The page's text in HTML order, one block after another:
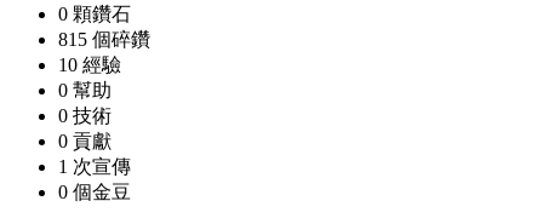
0 顆鑽石
815 個碎鑽
10 經驗
0 幫助
0 技術
0 貢獻
1 次宣傳
0 個金豆